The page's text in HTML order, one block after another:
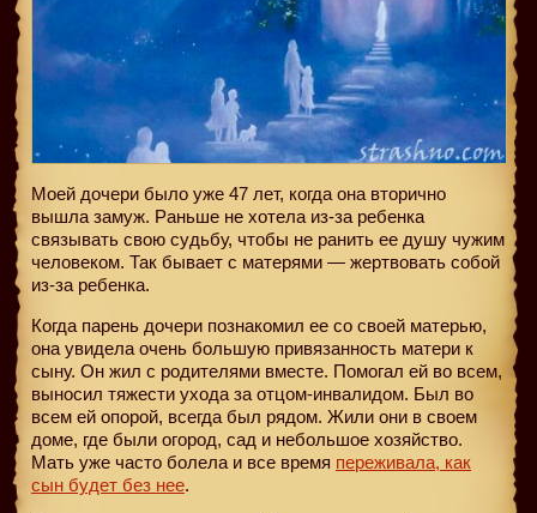
Моей дочери было уже 47 лет, когда она вторично
вышла замуж. Раньше не хотела из-за ребенка
связывать свою судьбу, чтобы не ранить ее душу чужим
человеком. Так бывает с матерями — жертвовать собой
из-за ребенка.
Когда парень дочери познакомил ее со своей матерью,
она увидела очень большую привязанность матери к
сыну. Он жил с родителями вместе. Помогал ей во всем,
выносил тяжести ухода за отцом-инвалидом. Был во
всем ей опорой, всегда был рядом. Жили они в своем
доме, где были огород, сад и небольшое хозяйство.
Мать уже часто болела и все время переживала, как
сын будет без нее.